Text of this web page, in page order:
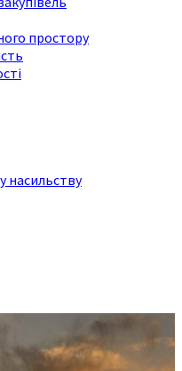
простору
насильству